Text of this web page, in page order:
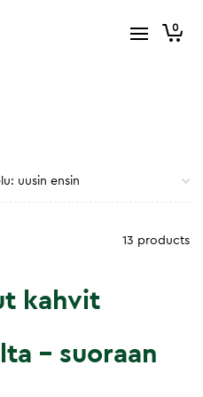
0
13 products
kahvit
– suoraan